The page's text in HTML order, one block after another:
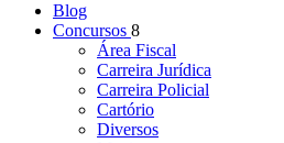
Blog
Concursos 8
Área Fiscal
Carreira Jurídica
Carreira Policial
Cartório
Diversos